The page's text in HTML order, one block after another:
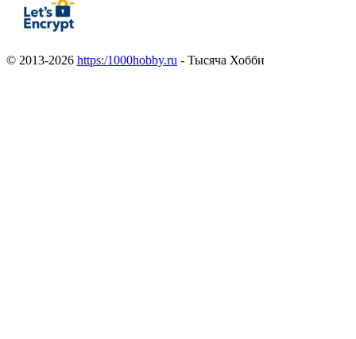
© 2013-2026 https:/1000hobby.ru - Тысяча Хобби